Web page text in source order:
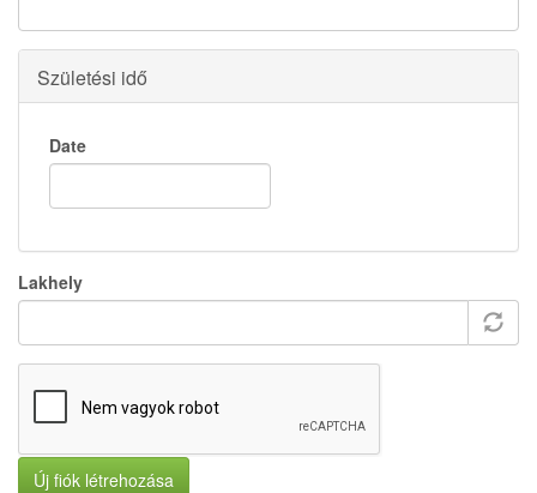
Születési idő
Date
Lakhely
Új fiók létrehozása